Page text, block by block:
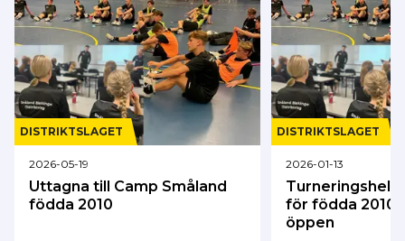
DISTRIKTSLAGET
2026-05-19
Uttagna till Camp Småland
födda 2010
DISTRIKTSLAGET
2026-01-13
Turneringshelg
för födda 2010
öppen